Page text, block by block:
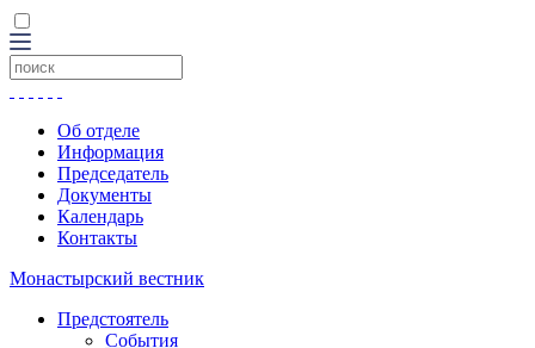
Об отделе
Информация
Председатель
Документы
Календарь
Контакты
Монастырский вестник
Предстоятель
События